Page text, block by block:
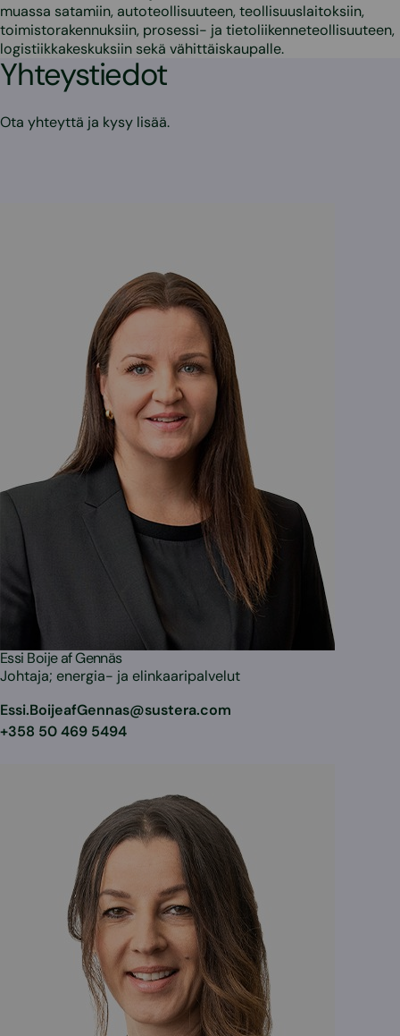
muassa satamiin, autoteollisuuteen, teollisuuslaitoksiin,
toimistorakennuksiin, prosessi- ja tietoliikenneteollisuuteen,
logistiikkakeskuksiin sekä vähittäiskaupalle.
Yhteystiedot
Ota yhteyttä ja kysy lisää.
Essi Boije af Gennäs
Johtaja; energia- ja elinkaaripalvelut
Essi.BoijeafGennas@sustera.com
+358 50 469 5494